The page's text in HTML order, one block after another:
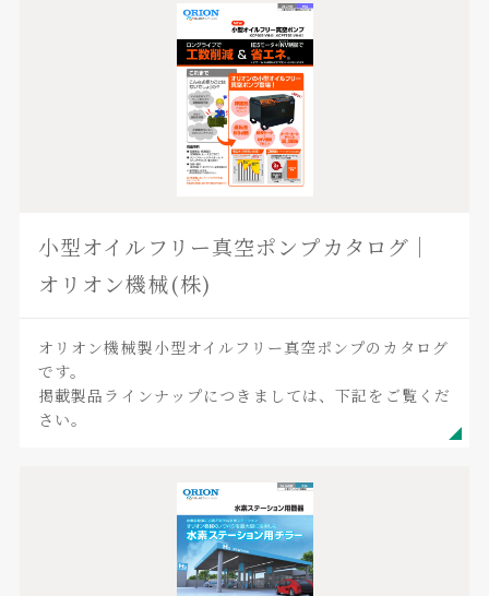
小型オイルフリー真空ポンプカタログ｜
オリオン機械(株)
オリオン機械製小型オイルフリー真空ポンプのカタログ
です。
掲載製品ラインナップにつきましては、下記をご覧くだ
さい。